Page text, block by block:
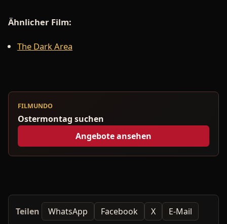
Ähnlicher Film:
The Dark Area
FILMUNDO
Ostermontag suchen
Angebote ansehen
Teilen WhatsApp Facebook X E-Mail